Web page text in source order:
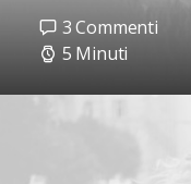
3 Commenti
5 Minuti